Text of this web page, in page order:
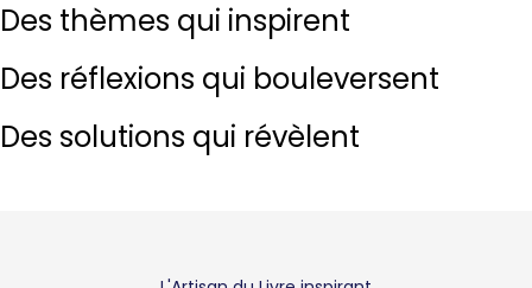
Des thèmes qui inspirent
Des réflexions qui bouleversent
Des solutions qui révèlent